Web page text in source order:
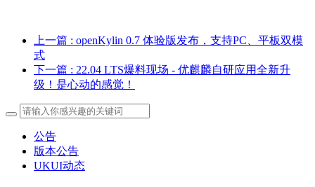
上一篇 : openKylin 0.7 体验版发布，支持PC、平板双模
式
下一篇 : 22.04 LTS爆料现场 - 优麒麟自研应用全新升
级！是心动的感觉！
公告
版本公告
UKUI动态